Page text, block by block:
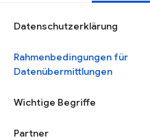
Datenschutzerklärung
Rahmenbedingungen für
Datenübermittlungen
Wichtige Begriffe
Partner